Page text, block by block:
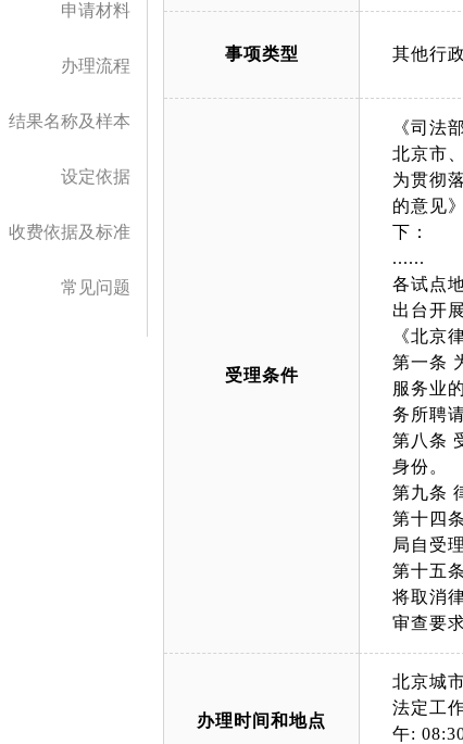
申请材料
办理流程
结果名称及样本
设定依据
收费依据及标准
常见问题
事项类型 其他行
受理条件
《司法
北京市
为贯彻
的意见
下：
......
各试点
出台开
《北京
第一条
服务业
务所聘
第八条
身份。
第九条
第十四
局自受
第十五
将取消
审查要
办理时间和地点
北京城
法定工
午: